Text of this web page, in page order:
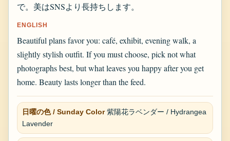
で。美はSNSより長持ちします。
ENGLISH
Beautiful plans favor you: café, exhibit, evening walk, a
slightly stylish outfit. If you must choose, pick not what
photographs best, but what leaves you happy after you get
home. Beauty lasts longer than the feed.
日曜の色 / Sunday Color紫陽花ラベンダー / Hydrangea
Lavender